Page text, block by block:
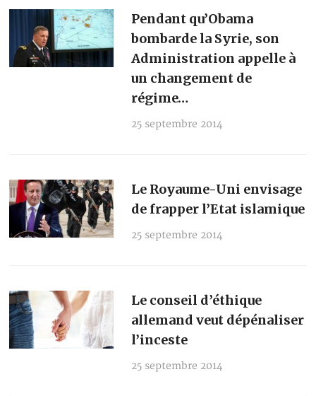
Pendant qu’Obama
bombarde la Syrie, son
Administration appelle à
un changement de
régime…
25 septembre 2014
Le Royaume-Uni envisage
de frapper l’Etat islamique
25 septembre 2014
Le conseil d’éthique
allemand veut dépénaliser
l’inceste
25 septembre 2014